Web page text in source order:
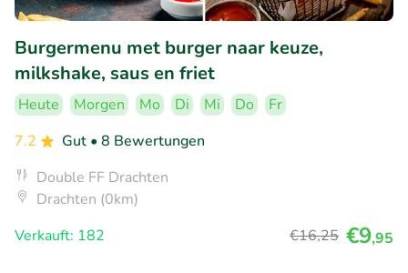
Burgermenu met burger naar keuze,
milkshake, saus en friet
Heute Morgen Mo Di Mi Do
Fr
7.2
Gut • 8 Bewertungen
Double FF Drachten
Drachten (0km)
Verkauft: 182
€16,25 €9,95